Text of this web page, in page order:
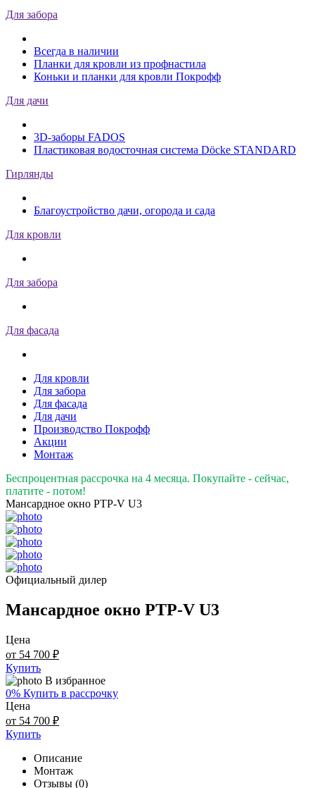
Для забора
Всегда в наличии
Планки для кровли из профнастила
Коньки и планки для кровли Покрофф
Для дачи
3D-заборы FADOS
Пластиковая водосточная система Döcke STANDARD
Гирлянды
Благоустройство дачи, огорода и сада
Для кровли
Для забора
Для фасада
Для кровли
Для забора
Для фасада
Для дачи
Производство Покрофф
Акции
Монтаж
Беспроцентная рассрочка на 4 месяца. Покупайте - сейчас,
платите - потом!
Мансардное окно PTP-V U3
Официальный дилер
Мансардное окно PTP-V U3
Цена
от 54 700 ₽
Купить
В избранное
0% Купить в рассрочку
Цена
от 54 700 ₽
Купить
Описание
Монтаж
Отзывы (0)